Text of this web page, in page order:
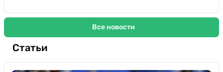
Все новости
Статьи